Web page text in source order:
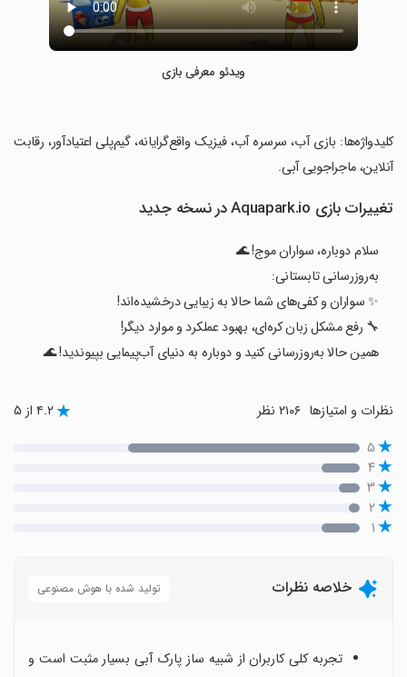
ویدئو معرفی بازی
‏کلیدواژه‌ها: بازی آب، سرسره آب، فیزیک واقع‌گرایانه، گیم‌پلی اعتیادآور، رقابت
آنلاین، ماجراجویی آبی.
تغییرات بازی Aquapark.io در نسخه جدید
سلام دوباره، سواران موج! 🌊
به‌روزرسانی تابستانی:
✨ سواران و کفی‌های شما حالا به زیبایی درخشیده‌اند!
🔧 رفع مشکل زبان کره‌ای، بهبود عملکرد و موارد دیگر!
همین حالا به‌روزرسانی کنید و دوباره به دنیای آب‌پیمایی بپیوندید! 🌊
نظرات و امتیازها ۴.۲ از ۵
۵
۴
۳
۲
۱
خلاصه نظرات تولید شده با هوش مصنوعی
تجربه کلی کاربران از شبیه ساز پارک آبی بسیار مثبت است و